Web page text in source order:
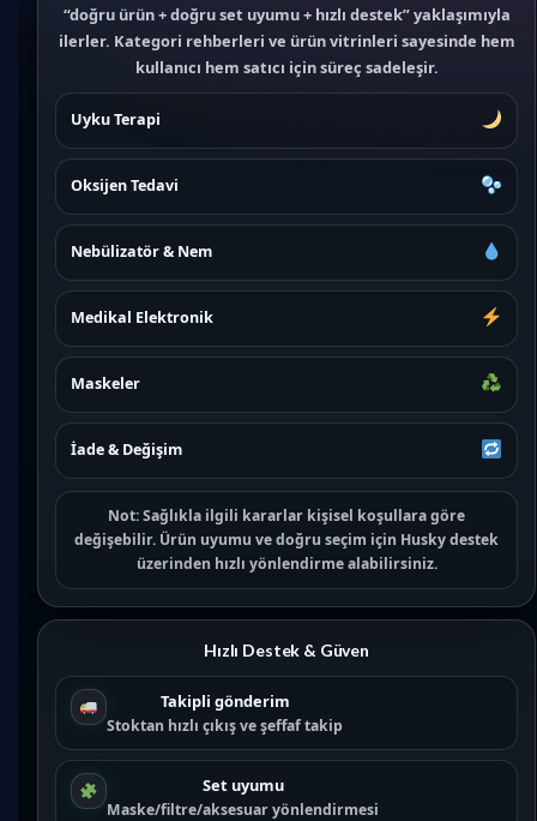
“doğru ürün + doğru set uyumu + hızlı destek” yaklaşımıyla
ilerler. Kategori rehberleri ve ürün vitrinleri sayesinde hem
kullanıcı hem satıcı için süreç sadeleşir.
Uyku Terapi
Oksijen Tedavi
Nebülizatör & Nem
Medikal Elektronik
Maskeler
İade & Değişim
Not:Sağlıkla ilgili kararlar kişisel koşullara göre
değişebilir. Ürün uyumu ve doğru seçim için Husky destek
üzerinden hızlı yönlendirme alabilirsiniz.
Hızlı Destek & Güven
Takipli gönderim
Stoktan hızlı çıkış ve şeffaf takip
Set uyumu
Maske/filtre/aksesuar yönlendirmesi